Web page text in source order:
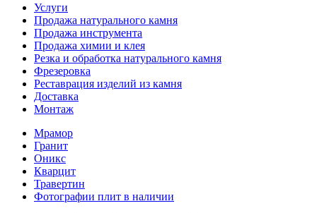
Услуги
Продажа натурального камня
Продажа инструмента
Продажа химии и клея
Резка и обработка натурального камня
Фрезеровка
Реставрация изделий из камня
Доставка
Монтаж
Мрамор
Гранит
Оникс
Кварцит
Травертин
Фотографии плит в наличии